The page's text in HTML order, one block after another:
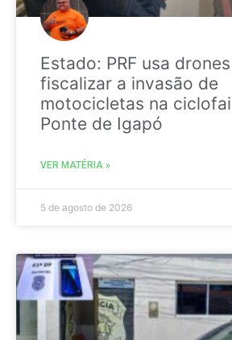
Estado: PRF usa
fiscalizar a invasão de
motocicletas na
Ponte de Igapó
VER MATÉRIA »
5 de agosto de 2026